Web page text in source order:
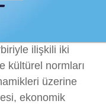
ilişkili iki
kültürel normları
üzerine
ekonomik